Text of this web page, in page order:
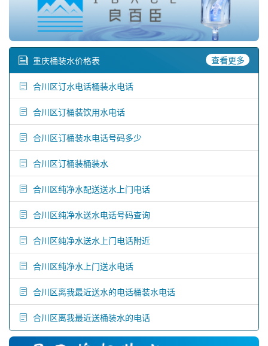
重庆桶装水价格表 查看更多
合川区订水电话桶装水电话
合川区订桶装饮用水电话
合川区订桶装水电话号码多少
合川区订桶装桶装水
合川区纯净水配送送水上门电话
合川区纯净水送水电话号码查询
合川区纯净水送水上门电话附近
合川区纯净水上门送水电话
合川区离我最近送水的电话桶装水电话
合川区离我最近送桶装水的电话